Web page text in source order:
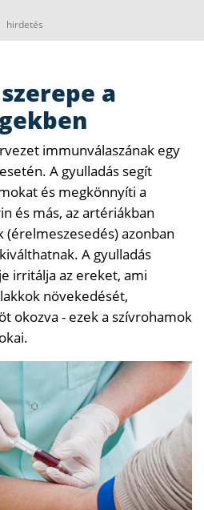
hirdetés
a
immunválaszának egy
A gyulladás segít
és megkönnyíti a
és más, az artériákban
azonban
A gyulladás
irritálja az ereket, ami
növekedését,
okozva - ezek a szívrohamok